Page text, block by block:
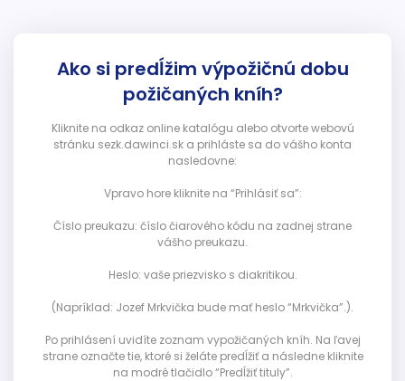
Ako si predĺžim výpožičnú dobu
požičaných kníh?
Kliknite na odkaz online katalógu alebo otvorte webovú
stránku sezk.dawinci.sk a prihláste sa do vášho konta
nasledovne:
Vpravo hore kliknite na “Prihlásiť sa”:
Číslo preukazu: číslo čiarového kódu na zadnej strane
vášho preukazu.
Heslo: vaše priezvisko s diakritikou.
(Napríklad: Jozef Mrkvička bude mať heslo “Mrkvička”.).
Po prihlásení uvidíte zoznam vypožičaných kníh. Na ľavej
strane označte tie, ktoré si želáte predĺžiť a následne kliknite
na modré tlačidlo “Predĺžiť tituly”.